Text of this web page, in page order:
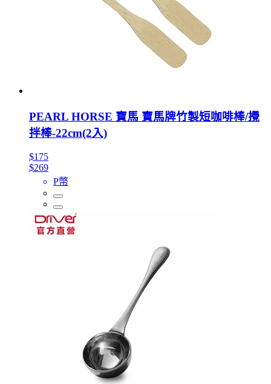
PEARL HORSE 寶馬 寶馬牌竹製短咖啡棒/攪
拌棒-22cm(2入)
$175
$269
P幣